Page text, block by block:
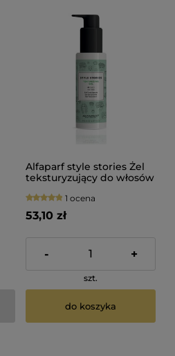
Alfaparf style stories Żel
teksturyzujący do włosów
1 ocena
53,10 zł
- +
szt.
do koszyka